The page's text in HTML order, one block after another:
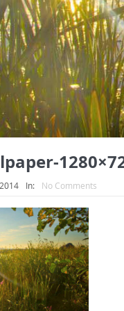
In: No Comments